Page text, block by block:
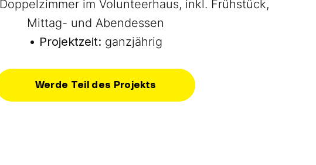
Doppelzimmer im Volunteerhaus, inkl. Frühstück,
Mittag- und Abendessen
• Projektzeit: ganzjährig
Werde Teil des Projekts